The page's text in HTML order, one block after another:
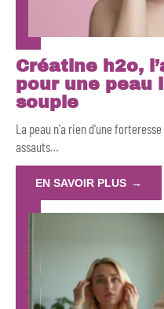
Créatine h2o,
pour une peau
souple
La peau n'a rien d'une
assauts…
EN SAVOIR PLUS